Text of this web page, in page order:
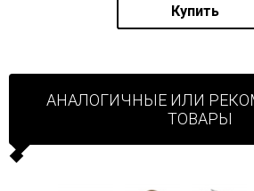
Купить
АНАЛОГИЧНЫЕ ИЛИ
ТОВАРЫ